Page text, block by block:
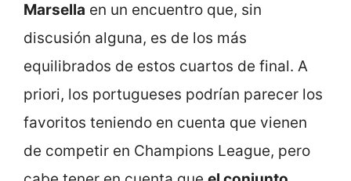
Marsella en un encuentro que, sin
discusión alguna, es de los más
equilibrados de estos cuartos de final. A
priori, los portugueses podrían parecer los
favoritos teniendo en cuenta que vienen
de competir en Champions League, pero